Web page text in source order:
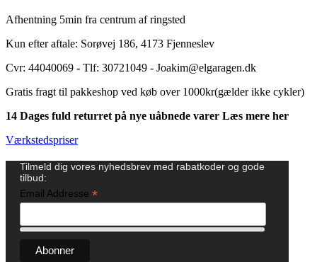
Afhentning 5min fra centrum af ringsted
Kun efter aftale: Sorøvej 186, 4173 Fjenneslev
Cvr: 44040069 - Tlf: 30721049 - Joakim@elgaragen.dk
Gratis fragt til pakkeshop ved køb over 1000kr(gælder ikke cykler)
14 Dages fuld returret på nye uåbnede varer Læs mere her
Værkstedspriser
Tilmeld dig vores nyhedsbrev med rabatkoder og gode
tilbud:
Email Addresse *